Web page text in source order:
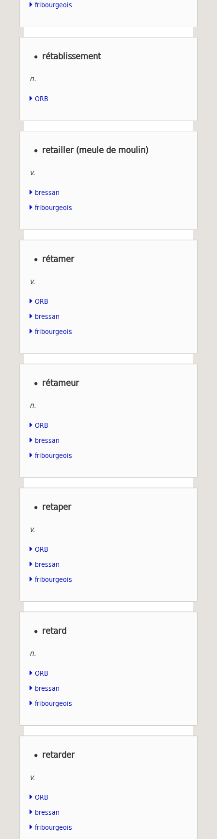
fribourgeois
rétablissement
n.
ORB
retailler (meule de moulin)
v.
bressan
fribourgeois
rétamer
v.
ORB
bressan
fribourgeois
rétameur
n.
ORB
bressan
fribourgeois
retaper
v.
ORB
bressan
fribourgeois
retard
n.
ORB
bressan
fribourgeois
retarder
v.
ORB
bressan
fribourgeois